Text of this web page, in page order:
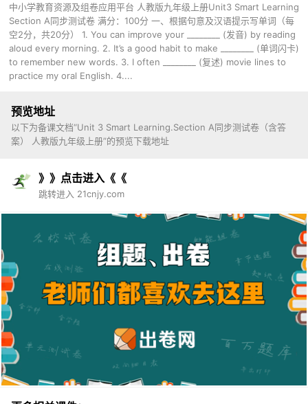
中小学教育资源及组卷应用平台 人教版九年级上册Unit3 Smart Learning
Section A同步测试卷 满分：100分 一、根据句意及汉语提示写单词（每
空2分，共20分） 1. You can improve your ________ (发音) by reading
aloud every morning. 2. It’s a good habit to make ________ (单词闪卡)
to remember new words. 3. I often ________ (复述) movie lines to
practice my oral English. 4....
预览地址
以下为备课文档“Unit 3 Smart Learning.Section A同步测试卷（含答
案） 人教版九年级上册”的预览下载地址
》》点击进入《《
跳转进入 21cnjy.com